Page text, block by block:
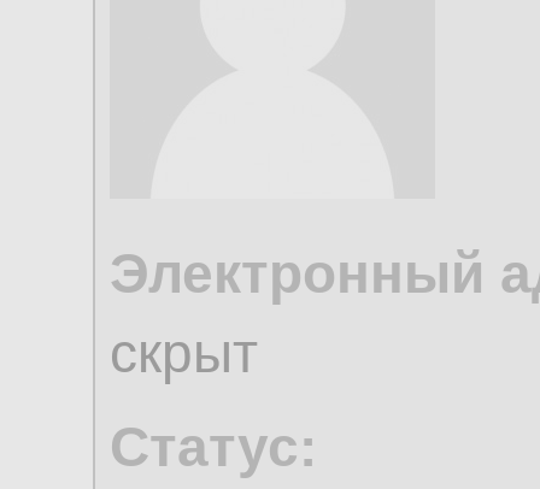
Электронный
скрыт
Статус: